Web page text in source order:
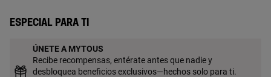
Especial para ti
ÚNETE A MYTOUS
Recibe recompensas, entérate antes que nadie y
desbloquea beneficios exclusivos—hechos solo para ti.